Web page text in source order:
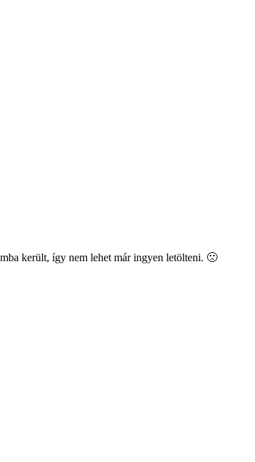
került, így nem lehet már ingyen letölteni. 🙁